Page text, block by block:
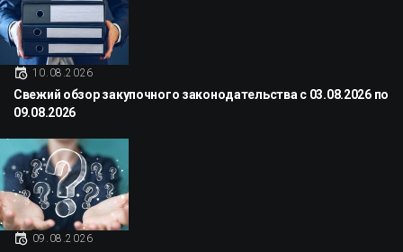
10.08.2026
Свежий обзор закупочного законодательства с 03.08.2026 по
09.08.2026
09.08.2026